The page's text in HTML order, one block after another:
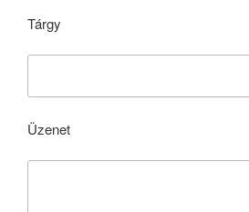
Tárgy
Üzenet